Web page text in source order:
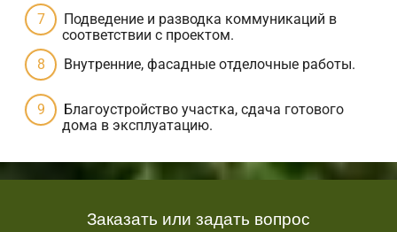
Подведение и разводка коммуникаций в
соответствии с проектом.
Внутренние, фасадные отделочные работы.
Благоустройство участка, сдача готового
дома в эксплуатацию.
Заказать или задать вопрос